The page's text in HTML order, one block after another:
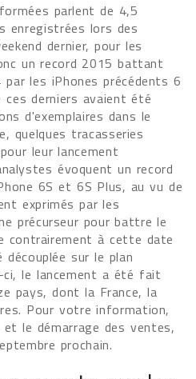
parlent de 4,5
enregistrées lors des
dernier, pour les
un record 2015 battant
les iPhones précédents 6
ces derniers avaient été
d'exemplaires dans le
quelques tracasseries
leur lancement
évoquent un record
6S et 6S Plus, au vu de
exprimés par les
précurseur pour battre le
contrairement à cette date
sur le plan
le lancement a été fait
pays, dont la France, la
Pour votre information,
le démarrage des ventes,
prochain.